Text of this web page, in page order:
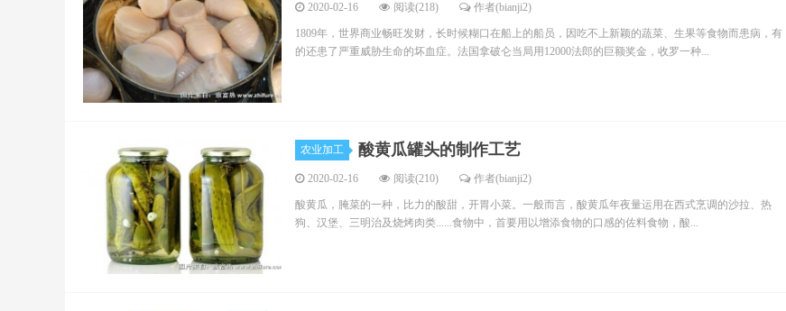
2020-02-16 阅读(218) 作者(bianji2)
1809年，世界商业畅旺发财，长时候糊口在船上的船员，因吃不上新颖的蔬菜、生果等食物而患病，有
的还患了严重威胁生命的坏血症。法国拿破仑当局用12000法郎的巨额奖金，收罗一种...
农业加工 酸黄瓜罐头的制作工艺
2020-02-16 阅读(210) 作者(bianji2)
酸黄瓜，腌菜的一种，比力的酸甜，开胃小菜。一般而言，酸黄瓜年夜量运用在西式烹调的沙拉、热
狗、汉堡、三明治及烧烤肉类......食物中，首要用以增添食物的口感的佐料食物，酸...